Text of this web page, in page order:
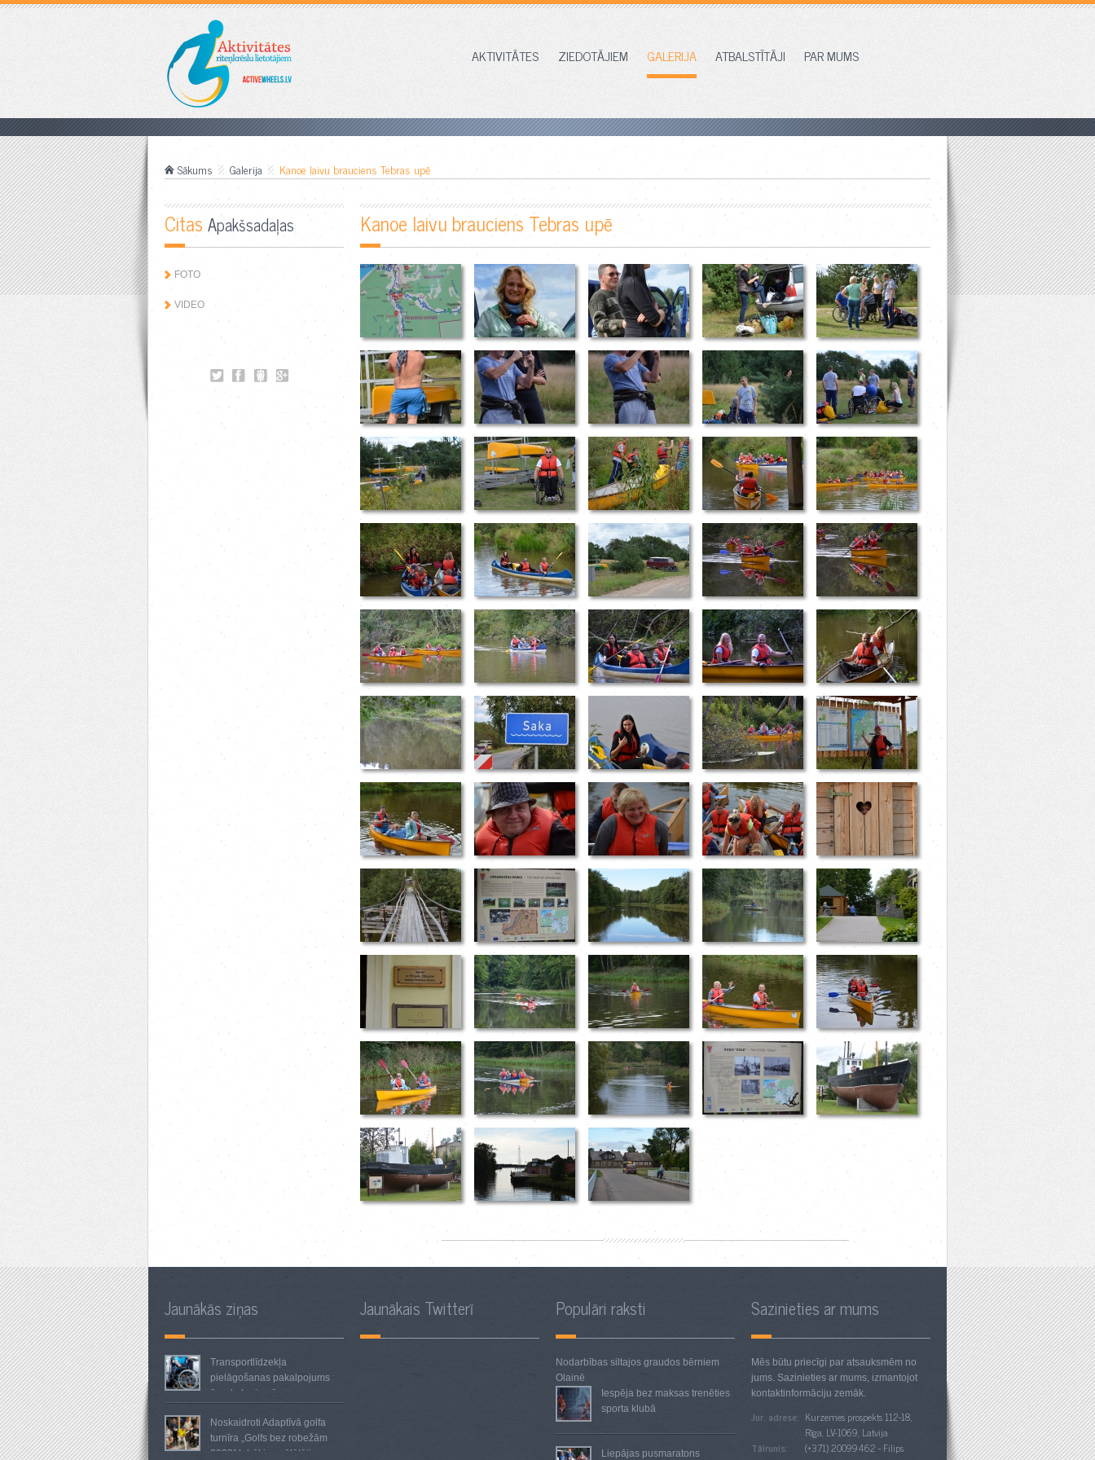
AKTIVITĀTES ZIEDOTĀJIEM GALERIJA ATBALSTĪTĀJI PAR MUMS
Sākums Galerija Kanoe laivu brauciens Tebras upē
Citas Apakšsadaļas
FOTO
VIDEO
Kanoe laivu brauciens Tebras upē
Jaunākās ziņas
Transportlīdzekļa
pielāgošanas pakalpojums
ārpakalpojumā
Noskaidroti Adaptīvā golfa
turnīra „Golfs bez robežām
2023” labākie spēlētāji.
Jaunākais Twitterī Populāri raksti
Nodarbības siltajos graudos bērniem
Olainē
Iespēja bez maksas trenēties
sporta klubā
Liepājas pusmaratons
Sazinieties ar mums
Mēs būtu priecīgi par atsauksmēm no
jums. Sazinieties ar mums, izmantojot
kontaktinformāciju zemāk.
Jur. adrese: Kurzemes prospekts 112-18,
Rīga, LV-1069, Latvija
Tālrunis:
(+371) 20099462 - Filips